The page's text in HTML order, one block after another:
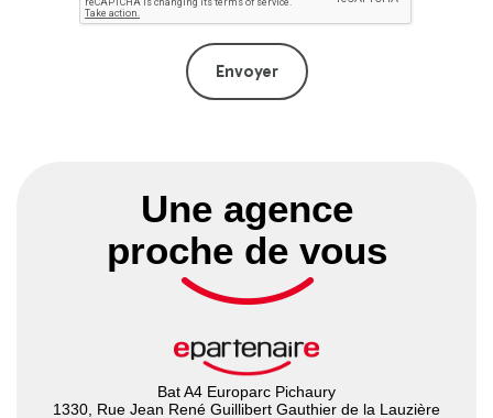
Une agence
proche de vous
Bat A4 Europarc Pichaury
1330, Rue Jean René Guillibert Gauthier de la Lauzière